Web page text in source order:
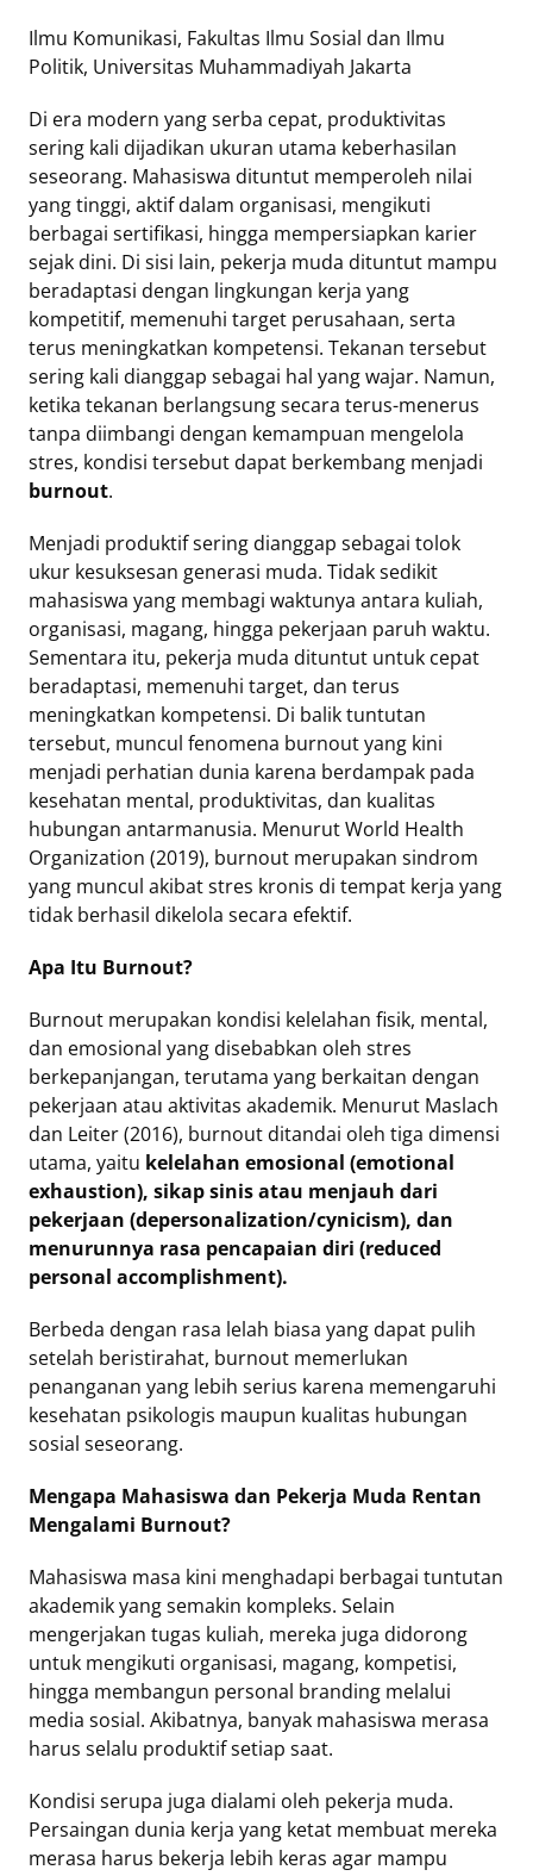
Ilmu Komunikasi, Fakultas Ilmu Sosial dan Ilmu
Politik, Universitas Muhammadiyah Jakarta
Di era modern yang serba cepat, produktivitas
sering kali dijadikan ukuran utama keberhasilan
seseorang. Mahasiswa dituntut memperoleh nilai
yang tinggi, aktif dalam organisasi, mengikuti
berbagai sertifikasi, hingga mempersiapkan karier
sejak dini. Di sisi lain, pekerja muda dituntut mampu
beradaptasi dengan lingkungan kerja yang
kompetitif, memenuhi target perusahaan, serta
terus meningkatkan kompetensi. Tekanan tersebut
sering kali dianggap sebagai hal yang wajar. Namun,
ketika tekanan berlangsung secara terus-menerus
tanpa diimbangi dengan kemampuan mengelola
stres, kondisi tersebut dapat berkembang menjadi
burnout.
Menjadi produktif sering dianggap sebagai tolok
ukur kesuksesan generasi muda. Tidak sedikit
mahasiswa yang membagi waktunya antara kuliah,
organisasi, magang, hingga pekerjaan paruh waktu.
Sementara itu, pekerja muda dituntut untuk cepat
beradaptasi, memenuhi target, dan terus
meningkatkan kompetensi. Di balik tuntutan
tersebut, muncul fenomena burnout yang kini
menjadi perhatian dunia karena berdampak pada
kesehatan mental, produktivitas, dan kualitas
hubungan antarmanusia. Menurut World Health
Organization (2019), burnout merupakan sindrom
yang muncul akibat stres kronis di tempat kerja yang
tidak berhasil dikelola secara efektif.
Apa Itu Burnout?
Burnout merupakan kondisi kelelahan fisik, mental,
dan emosional yang disebabkan oleh stres
berkepanjangan, terutama yang berkaitan dengan
pekerjaan atau aktivitas akademik. Menurut Maslach
dan Leiter (2016), burnout ditandai oleh tiga dimensi
utama, yaitu kelelahan emosional (emotional
exhaustion), sikap sinis atau menjauh dari
pekerjaan (depersonalization/cynicism), dan
menurunnya rasa pencapaian diri (reduced
personal accomplishment).
Berbeda dengan rasa lelah biasa yang dapat pulih
setelah beristirahat, burnout memerlukan
penanganan yang lebih serius karena memengaruhi
kesehatan psikologis maupun kualitas hubungan
sosial seseorang.
Mengapa Mahasiswa dan Pekerja Muda Rentan
Mengalami Burnout?
Mahasiswa masa kini menghadapi berbagai tuntutan
akademik yang semakin kompleks. Selain
mengerjakan tugas kuliah, mereka juga didorong
untuk mengikuti organisasi, magang, kompetisi,
hingga membangun personal branding melalui
media sosial. Akibatnya, banyak mahasiswa merasa
harus selalu produktif setiap saat.
Kondisi serupa juga dialami oleh pekerja muda.
Persaingan dunia kerja yang ketat membuat mereka
merasa harus bekerja lebih keras agar mampu
Retizen